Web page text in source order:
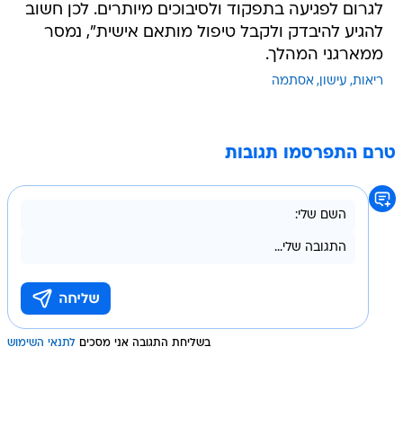
לגרום לפגיעה בתפקוד ולסיבוכים מיותרים. לכן חשוב
להגיע להיבדק ולקבל טיפול מותאם אישית", נמסר
ממארגני המהלך.
ריאות עישון אסתמה
טרם התפרסמו תגובות
בשליחת התגובה אני מסכים לתנאי השימוש